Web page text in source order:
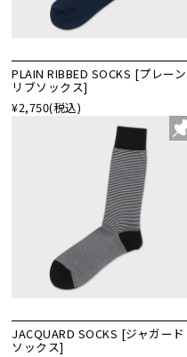
PLAIN RIBBED SOCKS [プレーン
リブソックス]
¥2,750(税込)
JACQUARD SOCKS [ジャガード
ソックス]